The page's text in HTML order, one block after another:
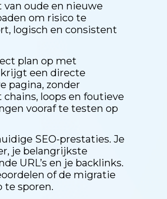
oude en nieuwe
om risico te
logisch en consistent
plan op met
krijgt een directe
pagina, zonder
loops en foutieve
vooraf te testen op
SEO-prestaties. Je
je belangrijkste
URL’s en je backlinks.
of de migratie
te sporen.